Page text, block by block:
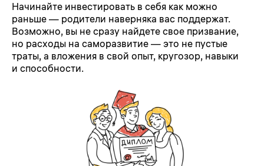
Начинайте инвестировать в себя как можно
раньше — родители наверняка вас поддержат.
Возможно, вы не сразу найдете свое призвание,
но расходы на саморазвитие — это не пустые
траты, а вложения в свой опыт, кругозор, навыки
и способности.